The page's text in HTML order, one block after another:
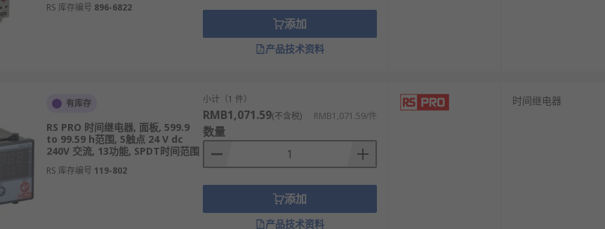
一工序完成后再启动下一工序，保障生产流程的有序高效。
实现延时跳闸、延时重合闸等功能，提升电力系统稳定性。
制进水、加热、制冷等动作的延时启停，优化使用体验。
时、交通信号灯切换等场景，保障运行安全与秩序。
、延时关闭防火阀等动作，为人员疏散和灭火工作争取时间。
RS 库存编号 896-6822
添加
产品技术资料
有库存
RS PRO 时间继电器, 面板, 599.9
to 99.59 h范围, 5触点 24 V dc
240V 交流, 13功能, SPDT时间范围
RS 库存编号 119-802
小计（1 件）
RMB1,071.59(不含税) RMB1,071.59/件
数量
添加
产品技术资料
时间继电器